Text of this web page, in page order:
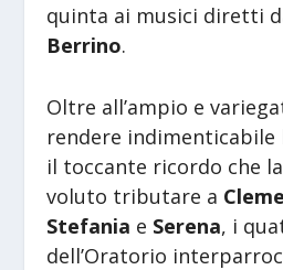
quinta ai musici diretti
Berrino.
Oltre all’ampio e
rendere indimenticabile
il toccante ricordo che
voluto tributare a
Stefania e Serena, i
dell’Oratorio